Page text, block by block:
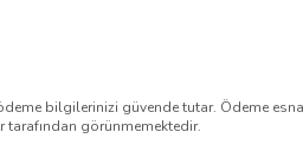
bilgilerinizi güvende tutar. Ödeme
tarafından görünmemektedir.